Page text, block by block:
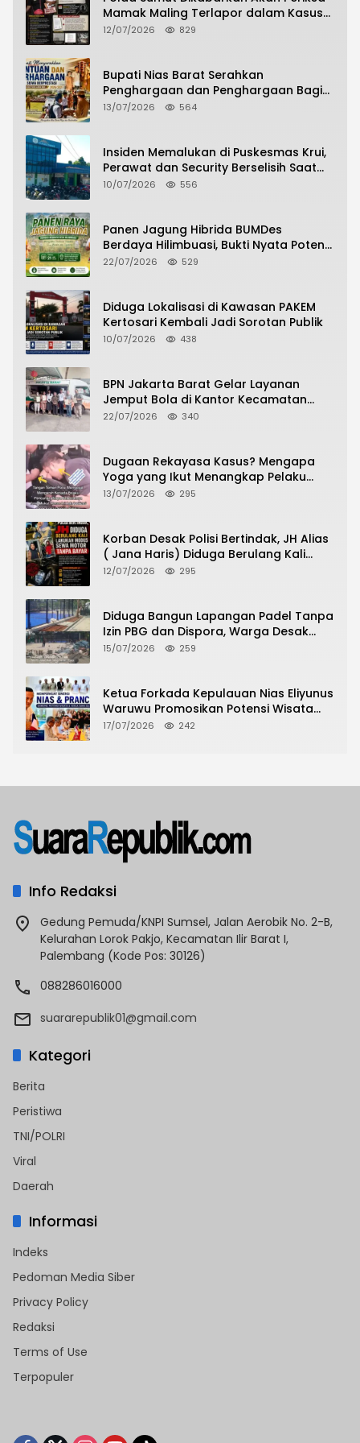
Mamak Maling Terlapor dalam Kasus
Dugaan Penipuan Bermodus Surat
12/07/2026 829
Bupati Nias Barat Serahkan
Penghargaan dan Penghargaan Bagi
Siswa Berprestasi Pada Pembukaan TA
13/07/2026 564
Insiden Memalukan di Puskesmas Krui,
Perawat dan Security Berselisih Saat
Pelayanan Pasien Berlangsung
10/07/2026 556
Panen Jagung Hibrida BUMDes
Berdaya Hilimbuasi, Bukti Nyata Potensi
Pertanian Desa
22/07/2026 529
Diduga Lokalisasi di Kawasan PAKEM
Kertosari Kembali Jadi Sorotan Publik
10/07/2026 438
BPN Jakarta Barat Gelar Layanan
Jemput Bola di Kantor Kecamatan
Grogol Petamburan, Warga Antusias
22/07/2026 340
Dugaan Rekayasa Kasus? Mengapa
Yoga yang Ikut Menangkap Pelaku
Pencurian Toko Ponsel di Pancur Batu
13/07/2026 295
Korban Desak Polisi Bertindak, JH Alias
( Jana Haris) Diduga Berulang Kali
Lakukan Modus Sewa Motor Tanpa
12/07/2026 295
Diduga Bangun Lapangan Padel Tanpa
Izin PBG dan Dispora, Warga Desak
CKTRP dan Dispora Jakarta Barat
15/07/2026 259
Ketua Forkada Kepulauan Nias Eliyunus
Waruwu Promosikan Potensi Wisata
Nias di Hadapan Dubes Prancis
17/07/2026 242
Info Redaksi
Gedung Pemuda/KNPI Sumsel, Jalan Aerobik No. 2-B,
Kelurahan Lorok Pakjo, Kecamatan Ilir Barat I,
Palembang (Kode Pos: 30126)
088286016000
suararepublik01@gmail.com
Kategori
Berita
Peristiwa
TNI/POLRI
Viral
Daerah
Informasi
Indeks
Pedoman Media Siber
Privacy Policy
Redaksi
Terms of Use
Terpopuler